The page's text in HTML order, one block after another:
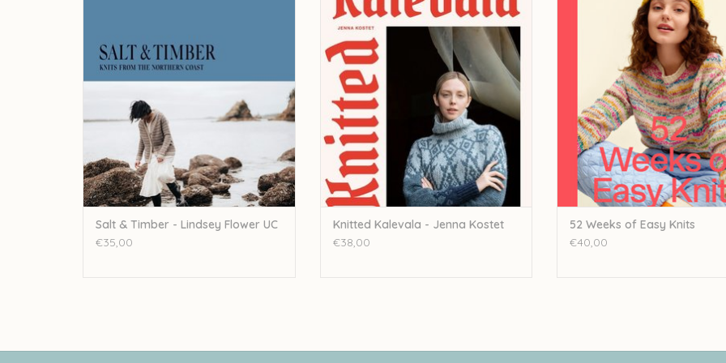
Salt & Timber - Lindsey Flower UC
€35,00
TOEVOEGEN AAN WINKELWAGEN
Knitted Kalevala - Jenna Kostet
€38,00
TOEVOEGEN AAN
52 Weeks of Easy Knits
€40,00